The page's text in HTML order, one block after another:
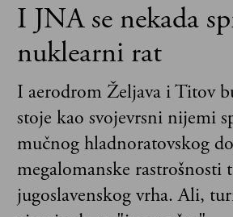
I JNA se nekada
nuklearni rat
I aerodrom Željava i Titov
stoje kao svojevrsni nijemi
mučnog hladnoratovskog
megalomanske rastrošnosti
jugoslavenskog vrha. Ali,